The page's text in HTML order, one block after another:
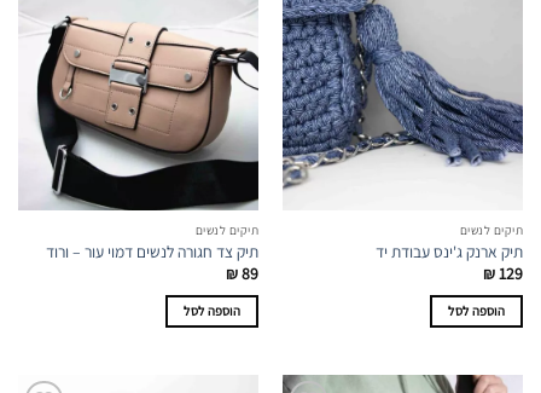
תיקים לנשים
תיק ארנק ג'ינס עבודת יד
₪129
הוספה לסל
תיקים לנשים
תיק צד חגורה לנשים דמוי עור – ורוד
₪89
הוספה לסל